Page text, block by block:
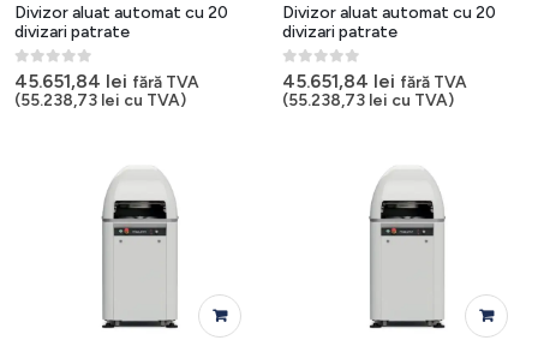
Divizor aluat automat cu 20
divizari patrate
0out of 5
45.651,84 lei fără TVA
(55.238,73 lei cu TVA)
Divizor aluat automat cu 20
divizari patrate
0out of 5
45.651,84 lei fără TVA
(55.238,73 lei cu TVA)